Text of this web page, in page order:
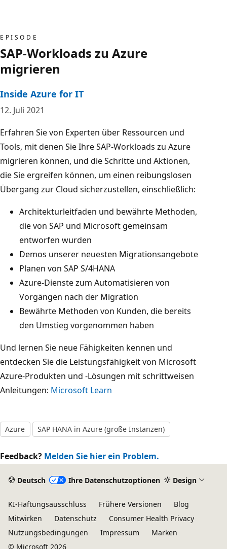
EPISODE
SAP-Workloads zu Azure
migrieren
Inside Azure for IT
12. Juli 2021
Erfahren Sie von Experten über Ressourcen und
Tools, mit denen Sie Ihre SAP-Workloads zu Azure
migrieren können, und die Schritte und Aktionen,
die Sie ergreifen können, um einen reibungslosen
Übergang zur Cloud sicherzustellen, einschließlich:
Architekturleitfaden und bewährte Methoden,
die von SAP und Microsoft gemeinsam
entworfen wurden
Demos unserer neuesten Migrationsangebote
Planen von SAP S/4HANA
Azure-Dienste zum Automatisieren von
Vorgängen nach der Migration
Bewährte Methoden von Kunden, die bereits
den Umstieg vorgenommen haben
Und lernen Sie neue Fähigkeiten kennen und
entdecken Sie die Leistungsfähigkeit von Microsoft
Azure-Produkten und -Lösungen mit schrittweisen
Anleitungen: Microsoft Learn
Azure SAP HANA in Azure (große Instanzen)
Feedback? Melden Sie hier ein Problem.
Deutsch Ihre Datenschutzoptionen Design
KI-Haftungsausschluss Frühere Versionen
Blog
Mitwirken
Datenschutz
Consumer Health Privacy
Nutzungsbedingungen
Impressum
Marken
© Microsoft 2026